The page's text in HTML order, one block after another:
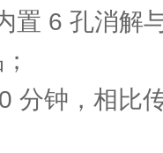
置 6 孔消解
分钟，相比